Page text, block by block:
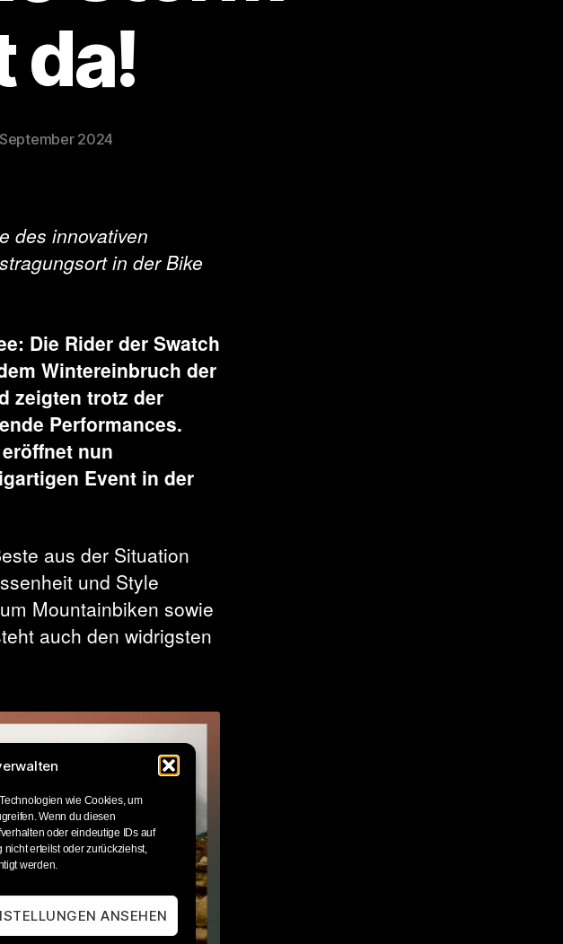
wie Cookies, um
Wenn du diesen
oder eindeutige IDs auf
erteilst oder zurückziehst,
werden.
ANSEHEN
da!
2024
des innovativen
in der Bike
Die Rider der Swatch
Wintereinbruch der
zeigten trotz der
Performances.
nun
Event in der
aus der Situation
und Style
Mountainbiken sowie
auch den widrigsten
Cookies zu
Inhalt zu